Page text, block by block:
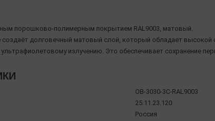
порошково-полимерным покрытием RAL9003, матовый.
долговечный матовый слой, который обладает высокой
излучению. Это обеспечивает сохранение
OB-3030-3С-RAL9003
25.11.23.120
Россия